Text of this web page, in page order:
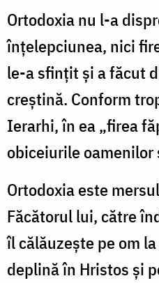
Ortodoxia nu l-a
înțelepciunea, nici
le-a sfințit și a făcut
creștină. Conform
Ierarhi, în ea „firea
obiceiurile oamenilor
Ortodoxia este
Făcătorul lui, către
îl călăuzește pe om
deplină în Hristos și